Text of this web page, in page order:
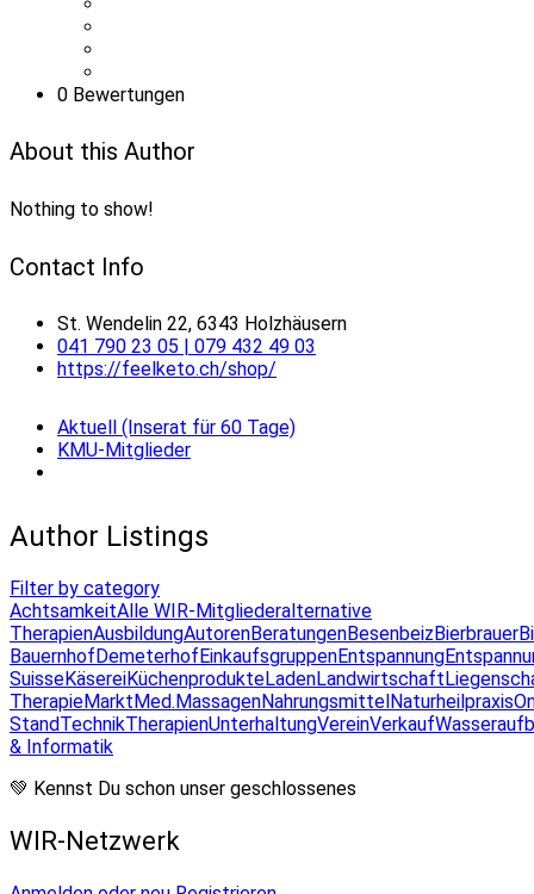
0 Bewertungen
About this Author
Nothing to show!
Contact Info
St. Wendelin 22, 6343 Holzhäusern
041 790 23 05 | 079 432 49 03
https://feelketo.ch/shop/
Aktuell (Inserat für 60 Tage)
KMU-Mitglieder
Author Listings
Filter by category
AchtsamkeitAlle WIR-Mitgliederalternative
TherapienAusbildungAutorenBeratungenBesenbeizBierbrauer
BauernhofDemeterhofEinkaufsgruppenEntspannung
SuisseKäsereiKüchenprodukteLadenLandwirtschaft
TherapieMarktMed.MassagenNahrungsmittelNaturheilpraxis
StandTechnikTherapienUnterhaltungVereinVerkauf
& Informatik
💚 Kennst Du schon unser geschlossenes
WIR-Netzwerk